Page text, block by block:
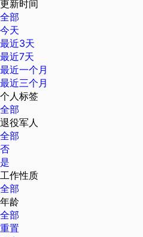
更新时间
全部
今天
最近3天
最近7天
最近一个月
最近三个月
个人标签
全部
退役军人
全部
否
是
工作性质
全部
年龄
全部
重置